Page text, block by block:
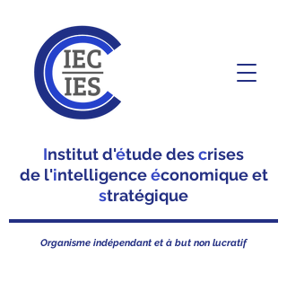
Institut d'étude descrises
de l'intelligenceéconomique et
stratégique
Organisme indépendant et à but non lucratif